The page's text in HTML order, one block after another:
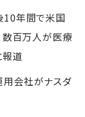
10年間で米国
数百万人が医療
報道
用会社がナスダ